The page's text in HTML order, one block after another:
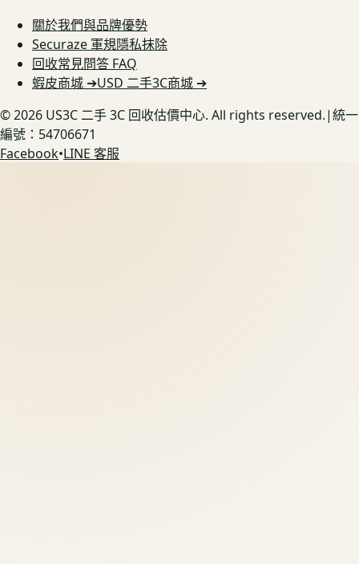
關於我們與品牌優勢
Securaze 軍規隱私抹除
回收常見問答 FAQ
蝦皮商城 ➔USD 二手3C商城 ➔
©2026 US3C 二手 3C 回收估價中心. All rights reserved.|統一
編號：54706671
Facebook•LINE 客服